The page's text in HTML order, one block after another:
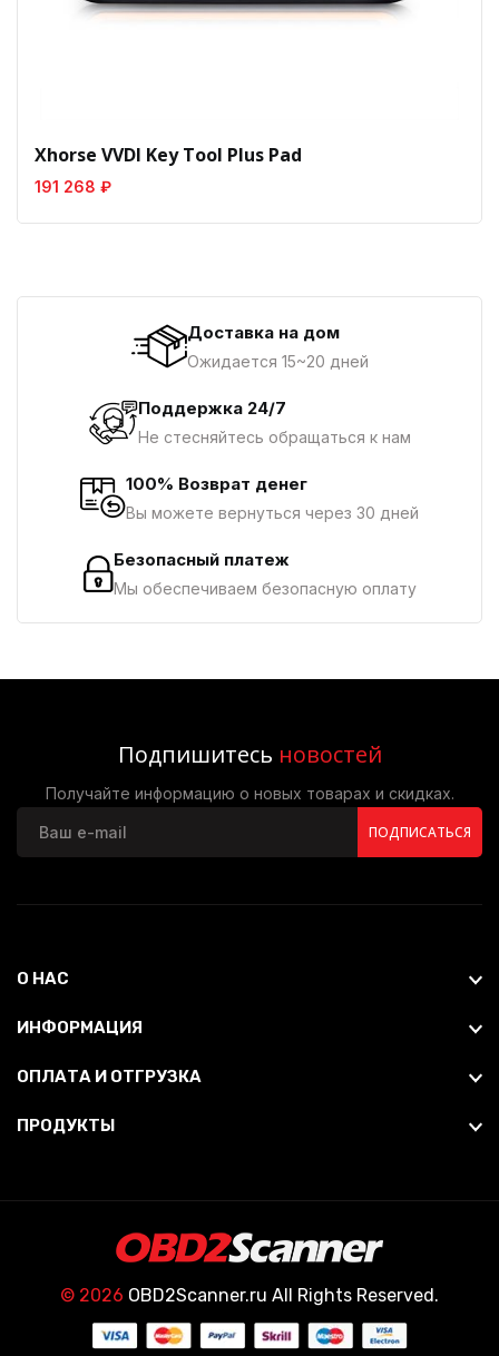
Xhorse VVDI Key Tool Plus Pad
191 268 ₽
Доставка на дом
Ожидается 15~20 дней
Поддержка 24/7
Не стесняйтесь обращаться к нам
100% Возврат денег
Вы можете вернуться через 30 дней
Безопасный платеж
Мы обеспечиваем безопасную оплату
Подпишитесь новостей
Получайте информацию о новых товарах и скидках.
ПОДПИСАТЬСЯ
О НАС
ИНФОРМАЦИЯ
ОПЛАТА И ОТГРУЗКА
ПРОДУКТЫ
© 2026 OBD2Scanner.ru All Rights Reserved.